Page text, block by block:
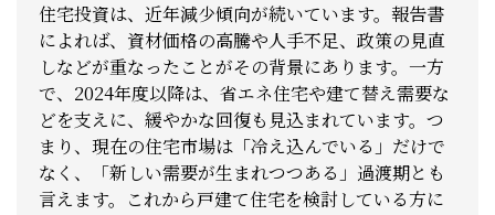
住宅投資は、近年減少傾向が続いています。報告書
によれば、資材価格の高騰や人手不足、政策の見直
しなどが重なったことがその背景にあります。一方
で、2024年度以降は、省エネ住宅や建て替え需要な
どを支えに、緩やかな回復も見込まれています。 つ
まり、現在の住宅市場は「冷え込んでいる」だけで
なく、「新しい需要が生まれつつある」過渡期とも
言えます。
これから戸建て住宅を検討している方に